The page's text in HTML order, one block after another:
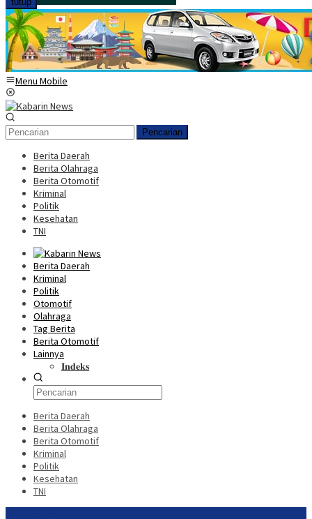
Menu Mobile
Pencarian
Berita Daerah
Berita Olahraga
Berita Otomotif
Kriminal
Politik
Kesehatan
TNI
Berita Daerah
Kriminal
Politik
Otomotif
Olahraga
Tag Berita
Berita Otomotif
Lainnya
𝐈𝐧𝐝𝐞𝐤𝐬
Berita Daerah
Berita Olahraga
Berita Otomotif
Kriminal
Politik
Kesehatan
TNI